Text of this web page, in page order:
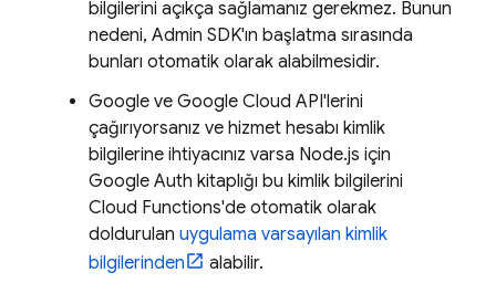
bilgilerini açıkça sağlamanız gerekmez. Bunun
nedeni, Admin SDK'ın başlatma sırasında
bunları otomatik olarak alabilmesidir.
Google ve Google Cloud API'lerini
çağırıyorsanız ve hizmet hesabı kimlik
bilgilerine ihtiyacınız varsa Node.js için
Google Auth kitaplığı bu kimlik bilgilerini
Cloud Functions'de otomatik olarak
doldurulan uygulama varsayılan kimlik
bilgilerinden
alabilir.